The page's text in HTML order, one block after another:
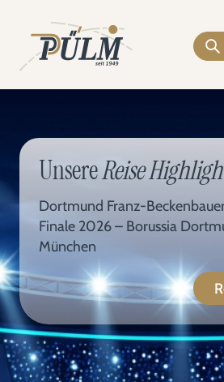
UnsereReise
Dortmund Franz-
Finale 2026 – Borussia
München